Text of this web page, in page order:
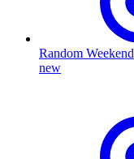
Random Weekend
new